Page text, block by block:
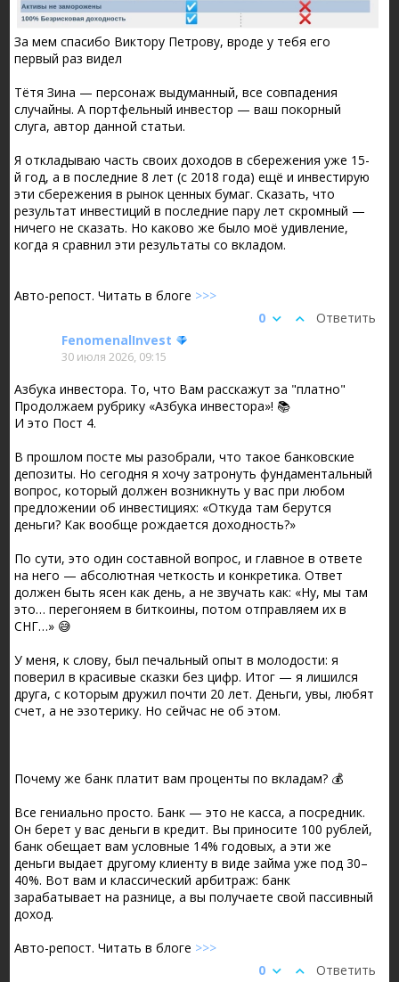
За мем спасибо Виктору Петрову, вроде у тебя его
первый раз видел
Тётя Зина — персонаж выдуманный, все совпадения
случайны. А портфельный инвестор — ваш покорный
слуга, автор данной статьи.
Я откладываю часть своих доходов в сбережения уже 15-
й год, а в последние 8 лет (с 2018 года) ещё и инвестирую
эти сбережения в рынок ценных бумаг. Сказать, что
результат инвестиций в последние пару лет скромный —
ничего не сказать. Но каково же было моё удивление,
когда я сравнил эти результаты со вкладом.
Авто-репост. Читать в блоге >>>
Ответить
0
FenomenalInvest
30 июля 2026, 09:15
Азбука инвестора. То, что Вам расскажут за "платно"
Продолжаем рубрику «Азбука инвестора»! 📚
И это Пост 4.
В прошлом посте мы разобрали, что такое банковские
депозиты. Но сегодня я хочу затронуть фундаментальный
вопрос, который должен возникнуть у вас при любом
предложении об инвестициях: «Откуда там берутся
деньги? Как вообще рождается доходность?»
По сути, это один составной вопрос, и главное в ответе
на него — абсолютная четкость и конкретика. Ответ
должен быть ясен как день, а не звучать как: «Ну, мы там
это… перегоняем в биткоины, потом отправляем их в
СНГ…» 😅
У меня, к слову, был печальный опыт в молодости: я
поверил в красивые сказки без цифр. Итог — я лишился
друга, с которым дружил почти 20 лет. Деньги, увы, любят
счет, а не эзотерику. Но сейчас не об этом.
Почему же банк платит вам проценты по вкладам? 💰
Все гениально просто. Банк — это не касса, а посредник.
Он берет у вас деньги в кредит. Вы приносите 100 рублей,
банк обещает вам условные 14% годовых, а эти же
деньги выдает другому клиенту в виде займа уже под 30–
40%. Вот вам и классический арбитраж: банк
зарабатывает на разнице, а вы получаете свой пассивный
доход.
Авто-репост. Читать в блоге >>>
Ответить
0